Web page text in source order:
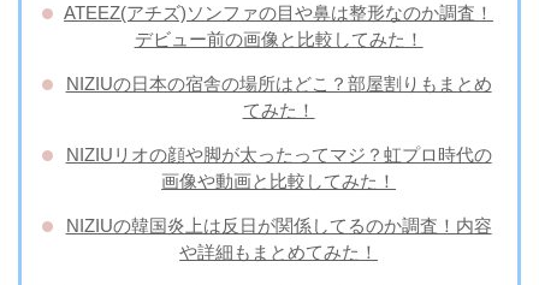
​ATEEZ(アチズ)ソンファの目や鼻は整形なのか調査！
デビュー前の画像と比較してみた！
NIZIUの日本の宿舎の場所はどこ？部屋割りもまとめ
てみた！
NIZIUリオの顔や脚が太ったってマジ？虹プロ時代の
画像や動画と比較してみた！
NIZIUの韓国炎上は反日が関係してるのか調査！内容
や詳細もまとめてみた！